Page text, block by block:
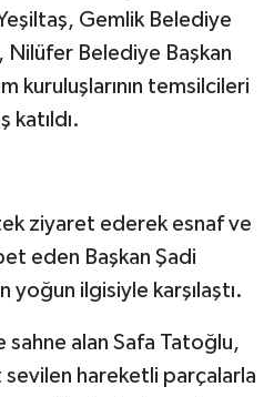
Gemlik Belediye
Nilüfer Belediye Başkan
kuruluşlarının temsilcileri
katıldı.
ziyaret ederek esnaf ve
eden Başkan Şadi
yoğun ilgisiyle karşılaştı.
sahne alan Safa Tatoğlu,
hareketli parçalarla